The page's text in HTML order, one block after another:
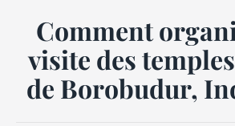
Comment
visite des
de Borobudur,